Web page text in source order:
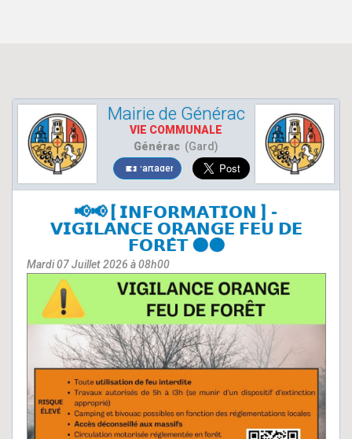
Mairie de Générac
VIE COMMUNALE
Générac (Gard)
Partager
📢📢 [ 𝗜𝗡𝗙𝗢𝗥𝗠𝗔𝗧𝗜𝗢𝗡 ] -
𝗩𝗜𝗚𝗜𝗟𝗔𝗡𝗖𝗘 𝗢𝗥𝗔𝗡𝗚𝗘 𝗙𝗘𝗨 𝗗𝗘
𝗙𝗢𝗥𝗘̂𝗧 🟠🟠
Mardi 07 Juillet 2026 à 08h00